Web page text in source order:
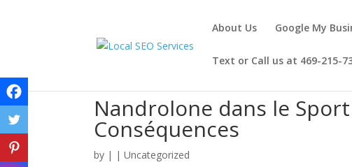
About Us Google My
Text or Call us at 469-215-
Nandrolone dans le
Conséquences
by | |Uncategorized